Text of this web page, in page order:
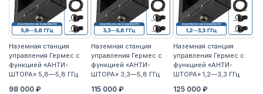
Наземная станция
управления Гермес с
функцией «АНТИ-
ШТОРА» 5,8—5,8 ГГц
98 000 ₽
Наземная станция
управления Гермес с
функцией «АНТИ-
ШТОРА» 3,3—5,8 ГГц
115 000 ₽
Наземная станция
управления Гермес с
функцией «АНТИ-
ШТОРА» 1,2—3,3 ГГц
125 000 ₽